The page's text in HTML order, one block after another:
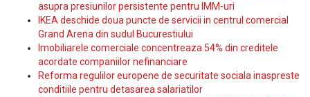
asupra presiunilor persistente pentru IMM-uri
IKEA deschide doua puncte de servicii in centrul comercial
Grand Arena din sudul Bucurestiului
Imobiliarele comerciale concentreaza 54% din creditele
acordate companiilor nefinanciare
Reforma regulilor europene de securitate sociala inaspreste
conditiile pentru detasarea salariatilor